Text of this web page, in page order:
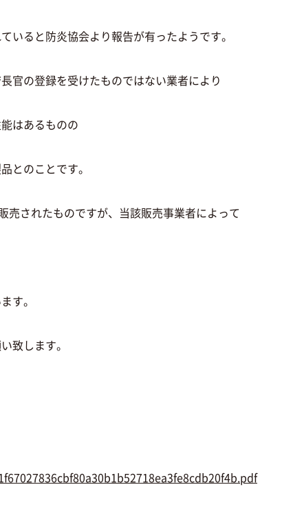
いると防炎協会より報告が有ったようです。
官の登録を受けたものではない業者により
はあるものの
とのことです。
売されたものですが、当該販売事業者によって
す。
致します。